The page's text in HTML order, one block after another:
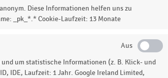
Diese Informationen helfen uns zu
_pk_*.* Cookie-Laufzeit: 13 Monate
und um statistische Informationen (z. B. Klick- und
IDE, Laufzeit: 1 Jahr. Google Ireland Limited,